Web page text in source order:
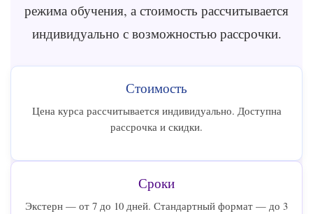
режима обучения, а стоимость рассчитывается
индивидуально с возможностью рассрочки.
Стоимость
Цена курса рассчитывается индивидуально. Доступна
рассрочка и скидки.
Сроки
Экстерн — от 7 до 10 дней. Стандартный формат — до 3